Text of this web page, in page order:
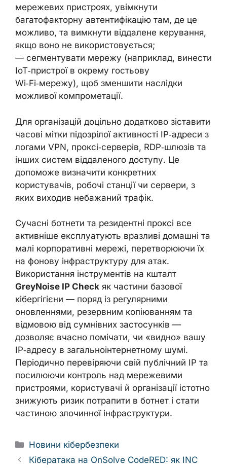
мережевих пристроях, увімкнути
багатофакторну автентифікацію там, де це
можливо, та вимкнути віддалене керування,
якщо воно не використовується;
— сегментувати мережу (наприклад, винести
IoT‑пристрої в окрему гостьову
Wi‑Fi‑мережу), щоб зменшити наслідки
можливої компрометації.
Для організацій доцільно додатково зіставити
часові мітки підозрілої активності IP‑адреси з
логами VPN, проксі‑серверів, RDP‑шлюзів та
інших систем віддаленого доступу. Це
допоможе визначити конкретних
користувачів, робочі станції чи сервери, з
яких виходив небажаний трафік.
Сучасні ботнети та резидентні проксі все
активніше експлуатують вразливі домашні та
малі корпоративні мережі, перетворюючи їх
на фонову інфраструктуру для атак.
Використання інструментів на кшталт
GreyNoise IP Check як частини базової
кібергігієни — поряд із регулярними
оновленнями, резервним копіюванням та
відмовою від сумнівних застосунків —
дозволяє вчасно помічати, чи «видно» вашу
IP‑адресу в загальноінтернетному шумі.
Періодично перевіряючи свій публічний IP та
посилюючи контроль над мережевими
пристроями, користувачі й організації істотно
знижують ризик потрапити в ботнет і стати
частиною злочинної інфраструктури.
Categories
Новини кібербезпеки
Кібератака на OnSolve CodeRED: як INC